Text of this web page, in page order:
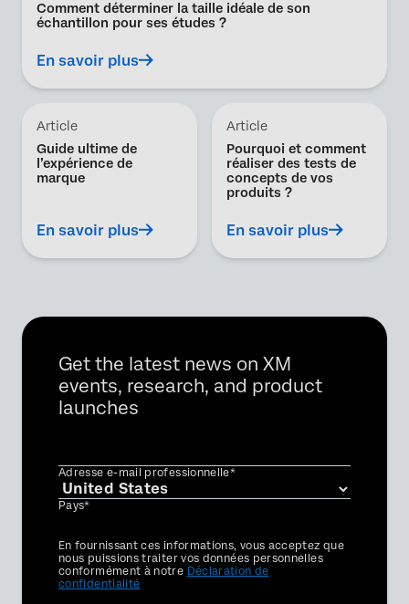
Comment déterminer la taille idéale de son
échantillon pour ses études ?
En savoir plus
Article
Guide ultime de
l’expérience de
marque
En savoir plus
Article
Pourquoi et comment
réaliser des tests de
concepts de vos
produits ?
En savoir plus
Get the latest news on XM
events, research, and product
launches
Adresse e-mail professionnelle*
Pays*
Privacy
Optin
En fournissant ces informations, vous acceptez que
nous puissions traiter vos données personnelles
conformément à notre Déclaration de
confidentialité